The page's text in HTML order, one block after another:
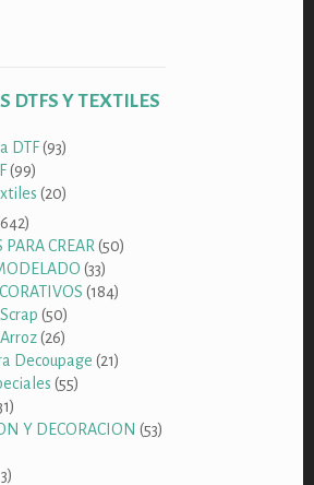
DTFS Y TEXTILES
DTF 9393
9999
productos
2020
642642
productos
CREAR 5050
3333
productos
184184
5050
productos
2626
productos
Decoupage 2121
5555
31
productos
Y DECORACION 5353
13